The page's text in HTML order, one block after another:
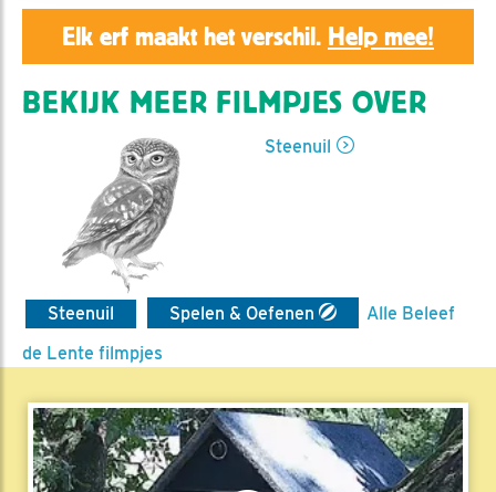
Elk erf maakt het verschil. Help mee!
BEKIJK MEER FILMPJES OVER
Steenuil
Steenuil Spelen & Oefenen
Alle Beleef
de Lente filmpjes